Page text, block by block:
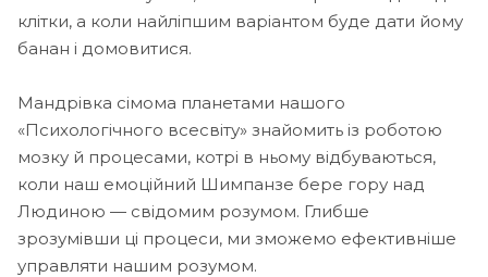
клітки, а коли найліпшим варіантом буде дати йому
банан і домовитися.
Мандрівка сімома планетами нашого
«Психологічного всесвіту» знайомить із роботою
мозку й процесами, котрі в ньому відбуваються,
коли наш емоційний Шимпанзе бере гору над
Людиною — свідомим розумом. Глибше
зрозумівши ці процеси, ми зможемо ефективніше
управляти нашим розумом.